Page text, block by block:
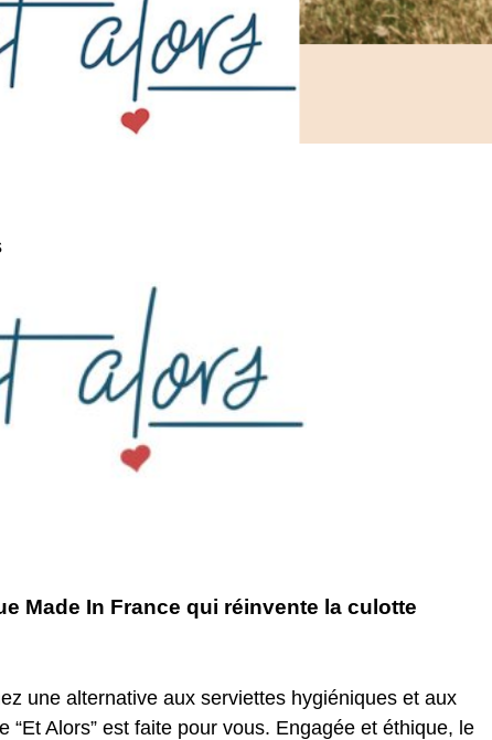
Made In France qui réinvente la culotte
une alternative aux serviettes hygiéniques et aux
“Et Alors” est faite pour vous. Engagée et éthique, le